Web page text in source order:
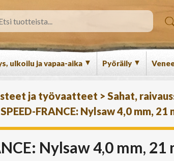
ulkoilu ja vapaa-aika ▼ Pyöräily ▼
ja työvaatteet > Sahat,
FRANCE: Nylsaw 4,0 mm, 21
Nylsaw 4,0 mm, 21